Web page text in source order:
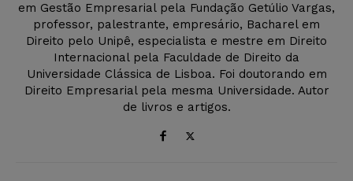
em Gestão Empresarial pela Fundação Getúlio Vargas,
professor, palestrante, empresário, Bacharel em
Direito pelo Unipê, especialista e mestre em Direito
Internacional pela Faculdade de Direito da
Universidade Clássica de Lisboa. Foi doutorando em
Direito Empresarial pela mesma Universidade. Autor
de livros e artigos.